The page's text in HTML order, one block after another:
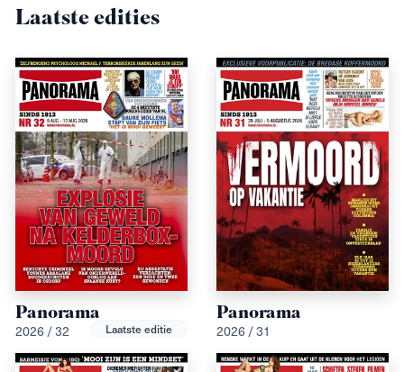
Laatste edities
Panorama
2026 / 32 Laatste editie
Panorama
2026 / 31